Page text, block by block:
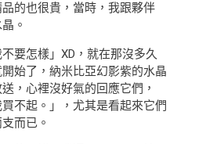
的也很貴，當時，我跟夥伴
。
要怎樣」XD，就在那沒多久
始了，納米比亞幻影紫的水晶
，心裡沒好氣的回應它們，
買不起。」，尤其是看起來它們
而已。